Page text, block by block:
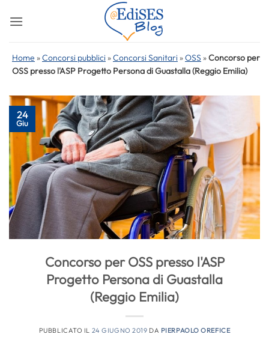
Home »Concorsi pubblici »Concorsi Sanitari »OSS »Concorso per
OSS presso l'ASP Progetto Persona di Guastalla (Reggio Emilia)
24
Giu
Concorso per OSS presso l'ASP
Progetto Persona di Guastalla
(Reggio Emilia)
PUBBLICATO IL 24 GIUGNO 2019 DA PIERPAOLO OREFICE